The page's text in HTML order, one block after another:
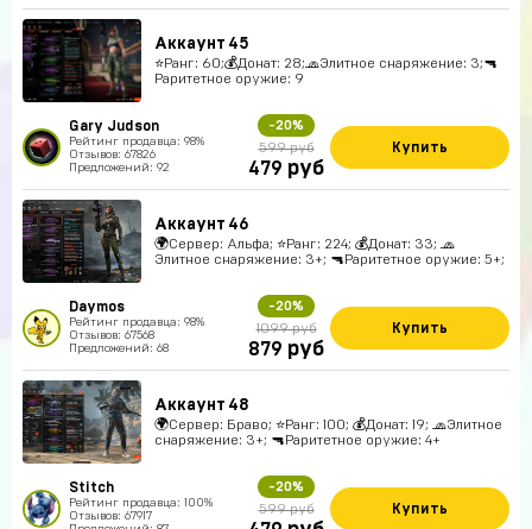
Аккаунт 45
⭐️Ранг: 60;💰Донат: 28;🧢Элитное снаряжение: 3;🔫
Раритетное оружие: 9
Gary Judson
Рейтинг продавца: 98%
Отзывов: 67826
Предложений: 92
-20%
599 руб
479 руб
Купить
Аккаунт 46
🌍Сервер: Альфа; ⭐️Ранг: 224; 💰Донат: 33; 🧢
Элитное снаряжение: 3+; 🔫Раритетное оружие: 5+;
Daymos
Рейтинг продавца: 98%
Отзывов: 67568
Предложений: 68
-20%
1099 руб
879 руб
Купить
Аккаунт 48
🌍Сервер: Браво; ⭐️Ранг: 100; 💰Донат: 19; 🧢Элитное
снаряжение: 3+; 🔫Раритетное оружие: 4+
Stitch
Рейтинг продавца: 100%
Отзывов: 67917
-20%
599 руб Купить